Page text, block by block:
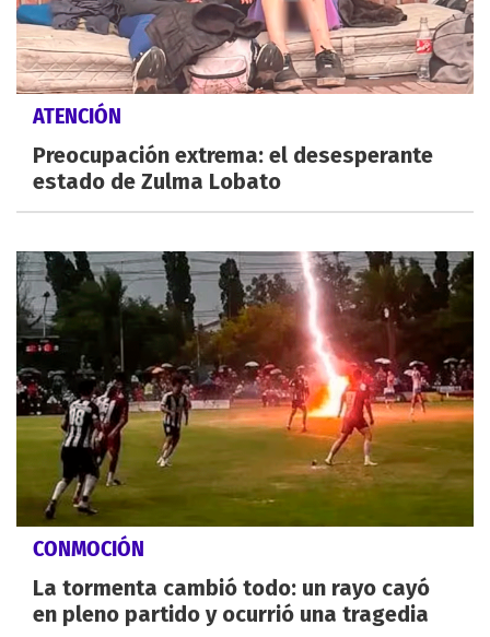
ATENCIÓN
Preocupación extrema: el desesperante
estado de Zulma Lobato
CONMOCIÓN
La tormenta cambió todo: un rayo cayó
en pleno partido y ocurrió una tragedia